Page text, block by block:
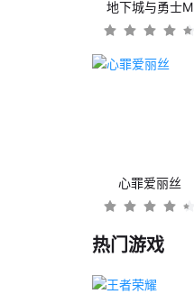
地下城与勇士M
心罪爱丽丝
热门游戏